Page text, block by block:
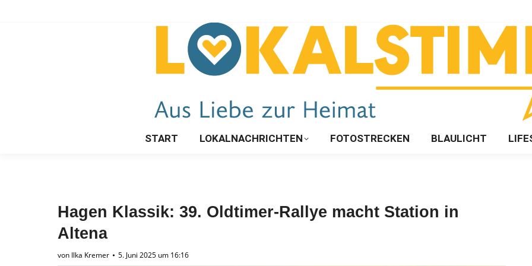
START LOKALNACHRICHTEN FOTOSTRECKEN BLAULICHT
Hagen Klassik: 39. Oldtimer-Rallye macht Station in
Altena
von Ilka Kremer 5. Juni 2025 um 16:16